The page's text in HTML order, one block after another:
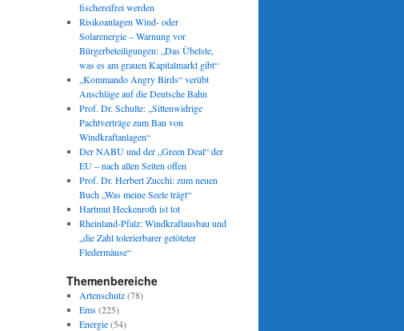
fischereifrei werden
Risikoanlagen Wind- oder
Solarenergie – Warnung vor
Bürgerbeteiligungen: „Das Übelste,
was es am grauen Kapitalmarkt gibt“
„Kommando Angry Birds“ verübt
Anschläge auf die Deutsche Bahn
Prof. Dr. Schulte: „Sittenwidrige
Pachtverträge zum Bau von
Windkraftanlagen“
Der NABU und der „Green Deal“ der
EU – nach allen Seiten offen
Prof. Dr. Herbert Zucchi: zum neuen
Buch „Was meine Seele trägt“
Hartmut Heckenroth ist tot
Rheinland-Pfalz: Windkraftausbau und
„die Zahl tolerierbarer getöteter
Fledermäuse“
Themenbereiche
Artenschutz(78)
Ems(225)
Energie(54)